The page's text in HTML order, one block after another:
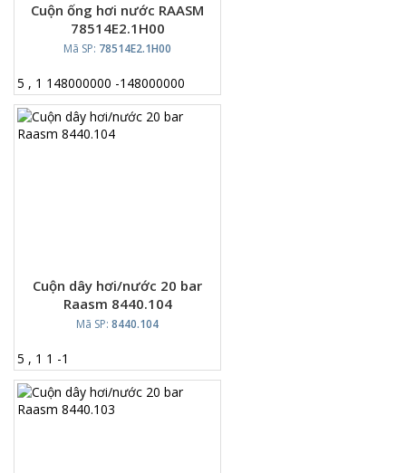
Cuộn ống hơi nước RAASM
78514E2.1H00
Mã SP: 78514E2.1H00
5 , 1 148000000 -148000000
Cuộn dây hơi/nước 20 bar
Raasm 8440.104
Mã SP: 8440.104
5 , 1 1 -1